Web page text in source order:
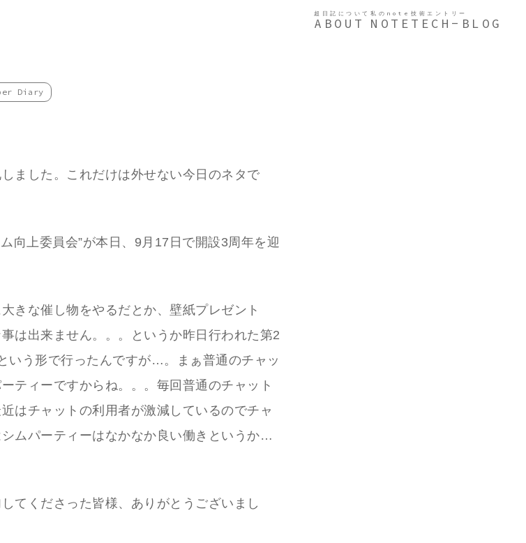
超日記について
ABOUT
私のnote
NOTE
技術エントリー
TECH-BLOG
Diary
ました。これだけは外せない今日のネタで
向上委員会”が本日、9月17日で開設3周年を迎
きな催し物をやるだとか、壁紙プレゼント
は出来ません。。。というか昨日行われた第2
いう形で行ったんですが…。まぁ普通のチャッ
ティーですからね。。。毎回普通のチャット
はチャットの利用者が激減しているのでチャ
ムパーティーはなかなか良い働きというか…
てくださった皆様、ありがとうございまし